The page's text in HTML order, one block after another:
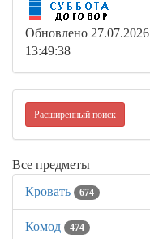
Обновлено 27.07.2026
13:49:38
Расширенный поиск
Все предметы
Кровать
674
Комод 474